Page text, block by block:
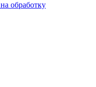
обработку